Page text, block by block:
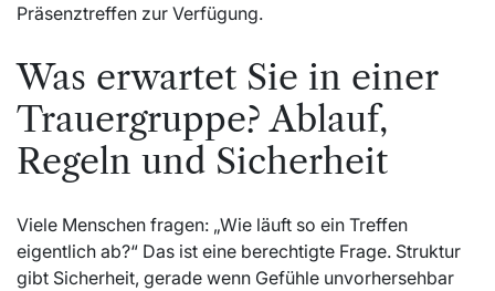
Präsenztreffen zur Verfügung.
Was erwartet Sie in einer
Trauergruppe? Ablauf,
Regeln und Sicherheit
Viele Menschen fragen: „Wie läuft so ein Treffen
eigentlich ab?“ Das ist eine berechtigte Frage. Struktur
gibt Sicherheit, gerade wenn Gefühle unvorhersehbar